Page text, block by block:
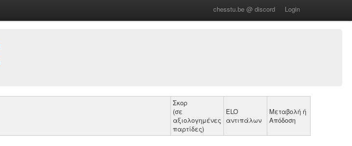
chesstu.be @ discord Login
Σκορ
(σε
αξιολογημένες
παρτίδες)
ELO
αντιπάλων
Μεταβολή ή
Απόδοση